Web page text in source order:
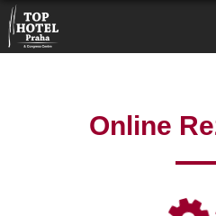
Online